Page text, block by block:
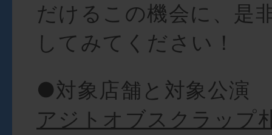
だけるこの機会に、是
してみてください！
●対象店舗と対象公演
アジトオブスクラップ